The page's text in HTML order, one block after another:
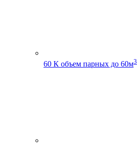
60 К объем парных до 60м3